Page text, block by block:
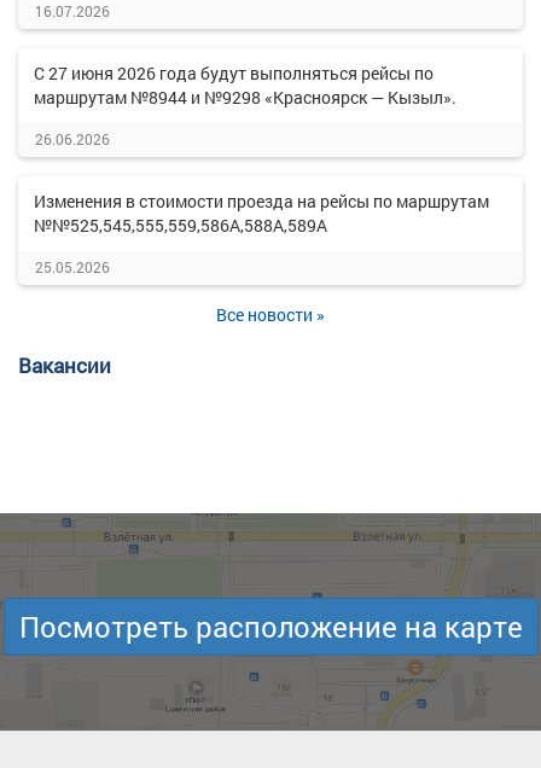
16.07.2026
С 27 июня 2026 года будут выполняться рейсы по
маршрутам №8944 и №9298 «Красноярск — Кызыл».
26.06.2026
Изменения в стоимости проезда на рейсы по маршрутам
№№525,545,555,559,586А,588А,589А
25.05.2026
Все новости »
Вакансии
Посмотреть расположение на карте